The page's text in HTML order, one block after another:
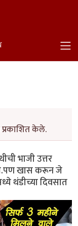
प्रकाशित केले.
भाजी उत्तर
खास करून जे
थंडीच्या दिवसात